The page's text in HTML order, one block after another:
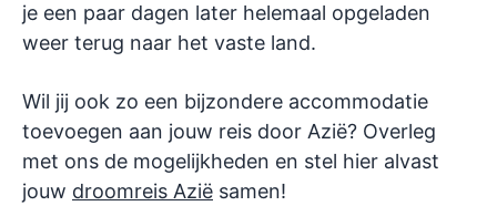
je een paar dagen later helemaal opgeladen
weer terug naar het vaste land.
Wil jij ook zo een bijzondere accommodatie
toevoegen aan jouw reis door Azië? Overleg
met ons de mogelijkheden en stel hier alvast
jouw droomreis Azië samen!